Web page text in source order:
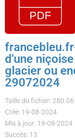
d'une
glacier ou
29072024
Taille du fichier: 280.06
Créé: 19-08-2024
Mis à jour: 19-08-2024
Succès: 13